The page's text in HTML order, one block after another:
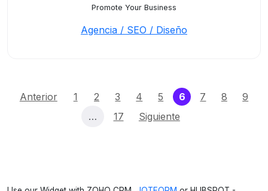
Promote Your Business
Agencia / SEO / Diseño
Anterior 1 2 3 4 5 6(current)
7 8
9
…
17 Siguiente